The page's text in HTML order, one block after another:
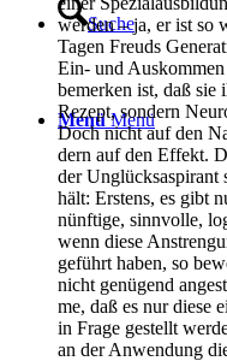
Suche
Menü Menü
wer­den – ja, er ist so
Tagen Freuds
Ein- und
bemer­ken ist, daß sie
Rezept, son­dern
Doch nicht auf den
dern auf den Effekt.
der Unglücks­aspi­rant
hält: Ers­tens, es gibt
nünf­ti­ge, sinn­vol­le,
wenn die­se
geführt haben, so
nicht genü­gend
me, daß es nur die­se
in Fra­ge gestellt
an der Anwen­dung